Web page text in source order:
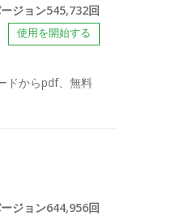
ジョン545,732回
使用を開始する
ドからpdf、無料
ジョン644,956回